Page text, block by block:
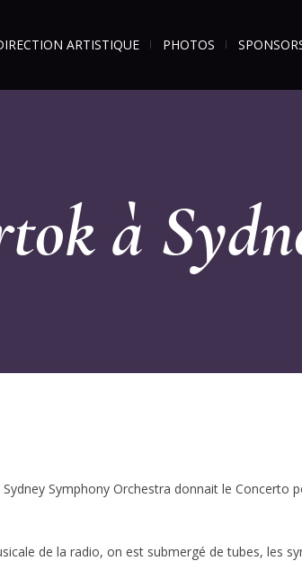
ARTISTIQUE PHOTOS
à
Symphony Orchestra donnait le Concerto
de la radio, on est submergé de tubes, les